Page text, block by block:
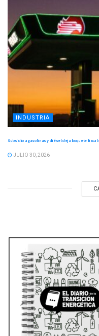
INDUSTRIA
Subsidio a gasolinas y diésel deja boquete
JULIO 30, 2026